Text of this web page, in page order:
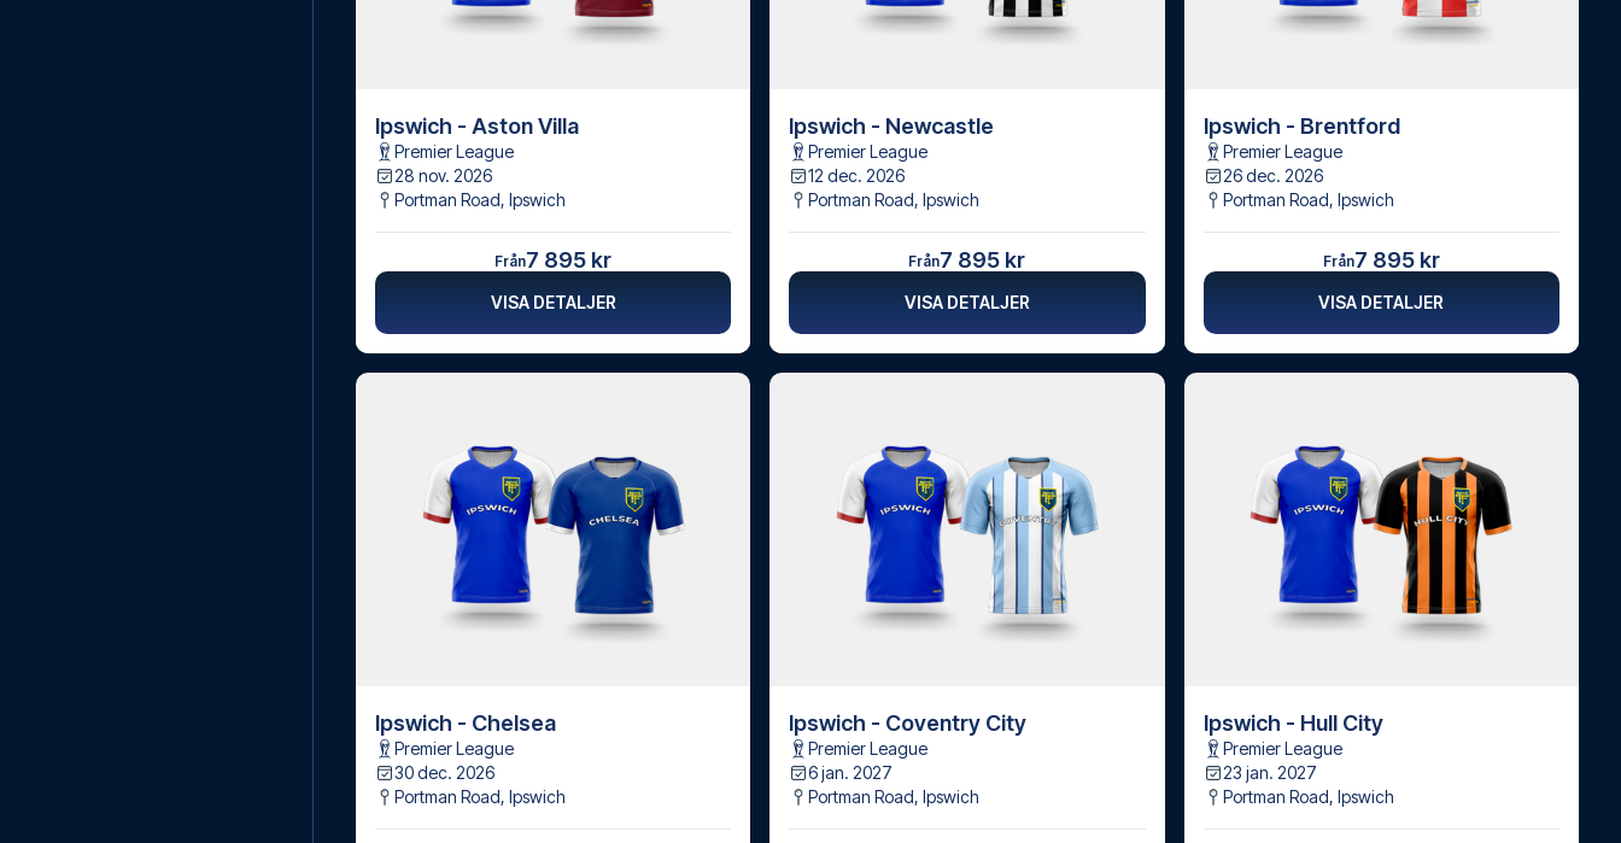
Ipswich - Aston Villa
Premier League
28 nov. 2026
Portman Road, Ipswich
Från7 895 kr
VISA DETALJER
Ipswich - Newcastle
Premier League
12 dec. 2026
Portman Road,Ipswich
Från7 895 kr
VISA DETALJER
Ipswich - Brentford
Premier League
26 dec. 2026
Portman Road, Ipswich
Från7 895 kr
VISA DETALJER
Ipswich - Chelsea
Premier League
30 dec. 2026
Portman Road, Ipswich
Ipswich - Coventry City
Premier League
6 jan. 2027
Portman Road,Ipswich
Ipswich - Hull City
Premier League
23 jan. 2027
Portman Road, Ipswich